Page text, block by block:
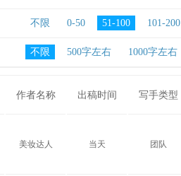
不限 0-50 51-100 101-200
不限 500字左右 1000字左右
作者名称 出稿时间 写手类型
美妆达人 当天 团队